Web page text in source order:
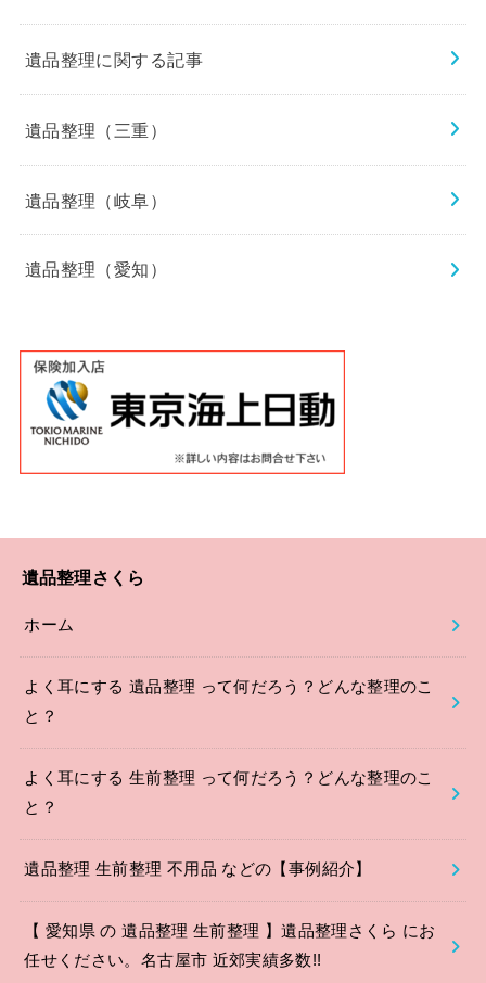
遺品整理に関する記事
遺品整理（三重）
遺品整理（岐阜）
遺品整理（愛知）
遺品整理さくら
ホーム
よく耳にする 遺品整理 って何だろう？どんな整理のこ
と？
よく耳にする 生前整理 って何だろう？どんな整理のこ
と？
遺品整理 生前整理 不用品 などの【事例紹介】
【 愛知県 の 遺品整理 生前整理 】遺品整理さくら にお
任せください。名古屋市 近郊実績多数!!